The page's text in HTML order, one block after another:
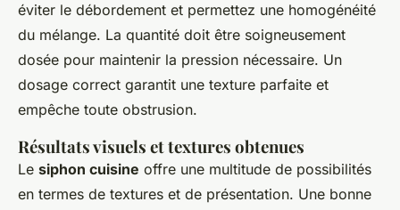
éviter le débordement et permettez une homogénéité
du mélange. La quantité doit être soigneusement
dosée pour maintenir la pression nécessaire. Un
dosage correct garantit une texture parfaite et
empêche toute obstrusion.
Résultats visuels et textures obtenues
Le siphon cuisine offre une multitude de possibilités
en termes de textures et de présentation. Une bonne